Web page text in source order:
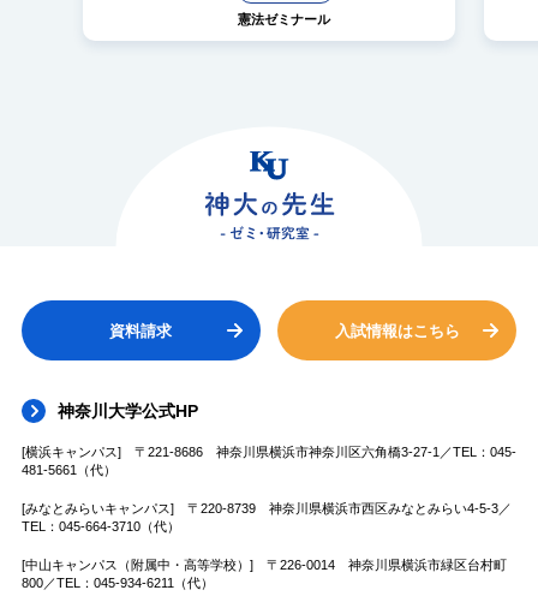
憲法ゼミナール
資料請求 入試情報はこちら
神奈川大学公式HP
[横浜キャンパス] 〒221-8686 神奈川県横浜市神奈川区六角橋3-27-1／TEL：045-
481-5661（代）
[みなとみらいキャンパス] 〒220-8739 神奈川県横浜市西区みなとみらい4-5-3／
TEL：045-664-3710（代）
[中山キャンパス（附属中・高等学校）] 〒226-0014 神奈川県横浜市緑区台村町
800／TEL：045-934-6211（代）